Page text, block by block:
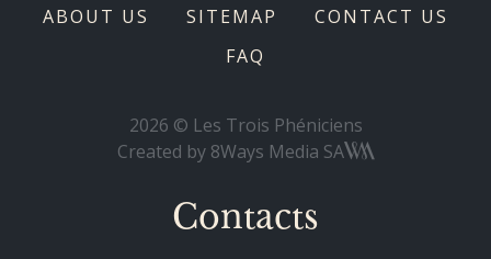
ABOUT US
SITEMAP
CONTACT US
FAQ
2026 © Les Trois Phéniciens
Created by 8Ways Media SA
Contacts